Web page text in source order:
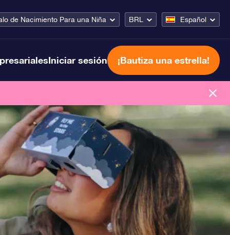
de Nacimiento Para una Niña BRL Español
Iniciar sesión ¡Bautiza una estrella!